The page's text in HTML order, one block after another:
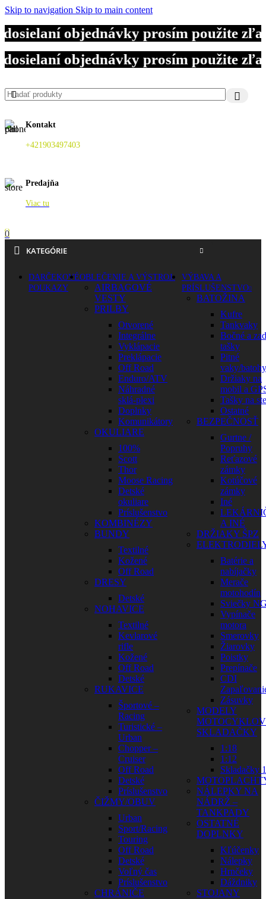
Skip to navigation Skip to main content
objednávky prosím použite
objednávky prosím použite
objednávky prosím použite
Kontakt
+421903497403
Predajňa
Viac tu
0
KATEGÓRIE
DARČEKOVÉ
POUKAZY
OBLEČENIE A VÝSTROJ
AIRBAGOVÉ
VESTY
PRILBY
Otvorené
Integrálne
Vyklápacie
Preklápacie
Off Road
Enduro/ATV
Náhradné
sklá-plexi
Doplnky
Komunikátory
OKULIARE
100%
Scott
Thor
Moose Racing
Detské
okuliare
Príslušenstvo
KOMBINÉZY
BUNDY
Textilné
Kožené
Off Road
DRESY
Detské
NOHAVICE
Textilné
Kevlarové
rifle
Kožené
Off Road
Detské
RUKAVICE
Športové –
Racing
Turistické –
Urban
Chopper –
Cruiser
Off Road
Detské
Príslušenstvo
ČIŽMY/OBUV
Urban
Sport/Racing
Touring
Off Road
Detské
Voľný čas
Príslušenstvo
CHRÁNIČE
VÝBAVA A
PRÍSLUŠENSTVO
BATOŽINA
Kufre
Tankvaky
Bočné a
tašky
Pitné
vaky/batohy
Držiaky na
mobil a
Tašky na
Ostatné
BEZPEČNOSŤ
Gurtne /
Popruhy
Reťazové
zámky
Kotúčové
zámky
Iné
A INÉ
DRŽIAKY ŠPZ
Batérie a
nabíjačky
Merače
motohodín
Sviečky
Vypínače
motora
Smerovky
Žiarovky
Poistky
Prepínače
CDI
Zásuvky
MODELY
SKLADAČKY
1:18
1:12
Skladačky
NÁLEPKY NA
NÁDRŽ –
TANKPADY
OSTATNÉ
DOPLNKY
Kľúčenky
Nálepky
Hrnčeky
Dáždniky
STOJANY